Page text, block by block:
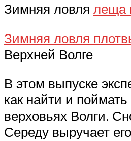
Зимняя ловля леща
Зимняя ловля
Верхней Волге
В этом выпуске
как найти и
верховьях Волги.
Середу выручает его